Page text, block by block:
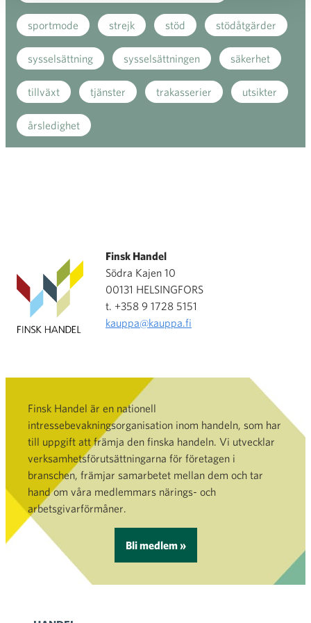
sportmode strejk stöd stödåtgärder
sysselsättning sysselsättningen säkerhet
tillväxt tjänster trakasserier utsikter
årsledighet
Finsk Handel
Södra Kajen 10
00131 HELSINGFORS
t. +358 9 1728 5151
kauppa@kauppa.fi
Finsk Handel är en nationell
intressebevakningsorganisation inom handeln, som har
till uppgift att främja den finska handeln. Vi utvecklar
verksamhetsförutsättningarna för företagen i
branschen, främjar samarbetet mellan dem och tar
hand om våra medlemmars närings- och
arbetsgivarförmåner.
Bli medlem »